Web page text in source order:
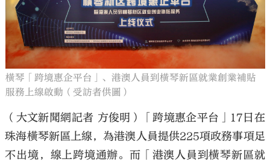
橫琴「跨境惠企平台」、港澳人員到橫琴新區就業創業補貼
服務上線啟動（受訪者供圖）
（大文新聞網記者 方俊明）「跨境惠企平台」17日在
珠海橫琴新區上線，為港澳人員提供225項政務事項足
不出境，線上跨境通辦。而「港澳人員到橫琴新區就